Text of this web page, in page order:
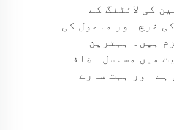
کی لائٹنگ کے
خرچ اور ماحول کی
ہیں۔ بہترین
میں مسلسل اضافہ
ہے اور بہت سارے